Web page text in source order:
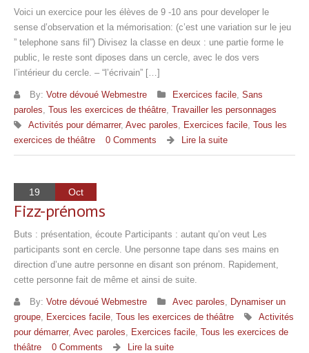
Voici un exercice pour les élèves de 9 -10 ans pour developer le
sense d’observation et la mémorisation: (c’est une variation sur le jeu
” telephone sans fil”) Divisez la classe en deux : une partie forme le
public, le reste sont diposes dans un cercle, avec le dos vers
l’intérieur du cercle. – “l’écrivain” […]
By: Votre dévoué Webmestre Exercices facile, Sans
paroles, Tous les exercices de théâtre, Travailler les personnages
Activités pour démarrer, Avec paroles, Exercices facile, Tous les
exercices de théâtre
0 Comments Lire la suite
19 Oct
Fizz-prénoms
Buts : présentation, écoute Participants : autant qu’on veut Les
participants sont en cercle. Une personne tape dans ses mains en
direction d’une autre personne en disant son prénom. Rapidement,
cette personne fait de même et ainsi de suite.
By: Votre dévoué Webmestre Avec paroles, Dynamiser un
groupe, Exercices facile, Tous les exercices de théâtre
Activités
pour démarrer, Avec paroles, Exercices facile, Tous les exercices de
théâtre
0 Comments Lire la suite